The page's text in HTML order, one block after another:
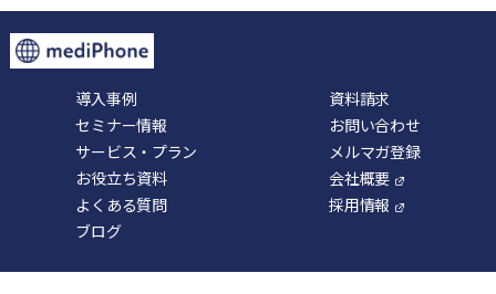
導入事例
セミナー情報
サービス・プラン
お役立ち資料
よくある質問
ブログ
資料請求
お問い合わせ
メルマガ登録
会社概要
採用情報